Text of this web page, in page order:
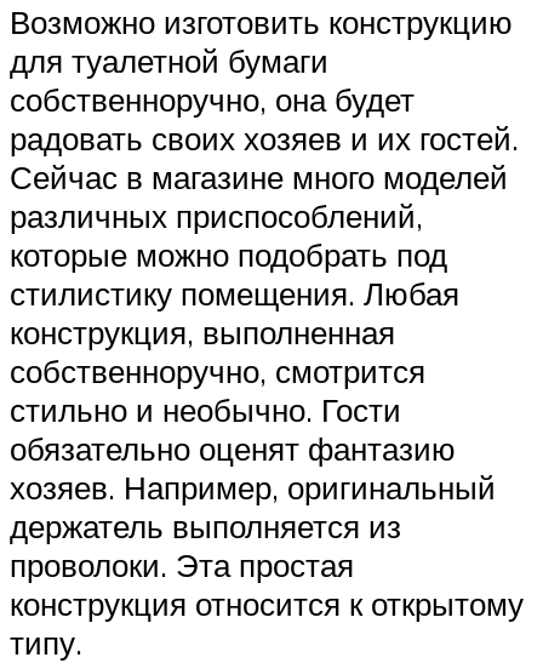
Возможно изготовить конструкцию
для туалетной бумаги
собственноручно, она будет
радовать своих хозяев и их гостей.
Сейчас в магазине много моделей
различных приспособлений,
которые можно подобрать под
стилистику помещения. Любая
конструкция, выполненная
собственноручно, смотрится
стильно и необычно. Гости
обязательно оценят фантазию
хозяев. Например, оригинальный
держатель выполняется из
проволоки. Эта простая
конструкция относится к открытому
типу.